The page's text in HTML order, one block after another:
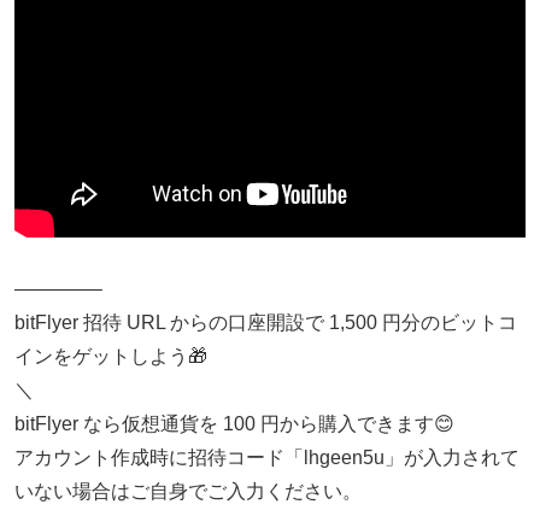
————–
bitFlyer 招待 URL からの口座開設で 1,500 円分のビットコ
インをゲットしよう🎁
＼
bitFlyer なら仮想通貨を 100 円から購入できます😊
アカウント作成時に招待コード「lhgeen5u」が入力されて
いない場合はご自身でご入力ください。